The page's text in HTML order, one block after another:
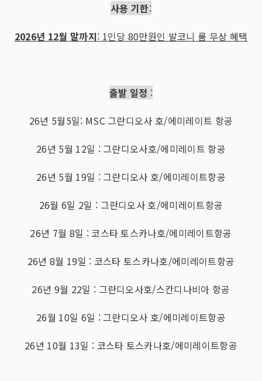
사용 기한:
2026년 12월 말까지: 1인당 80만원인 발코니 룸 무상 혜택
출발 일정 :
26년 5월5일: MSC 그란디오사 호/에미레이트 항공
26년 5월 12일 : 그란디오사호/에미레이트 항공
26년 5월 19일 : 그란디오사 호/에미레이트항공
26월 6일 2일 : 그란디오사 호/에미레이트항공
26년 7월 8일 : 코스타 토스카나호/에미레이트항공
26년 8월 19일 : 코스타 토스카나호/에미레이트항공
26년 9월 22일 : 그란디오사호/스칸디나비아 항공
26월 10일 6일 : 그란디오사 호/에미레이트항공
26년 10월 13일 : 코스타 토스카나호/에미레이트항공